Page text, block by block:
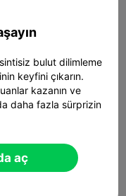
bulut dilimleme
keyfini çıkarın.
kazanın ve
daha fazla sürprizin
aç